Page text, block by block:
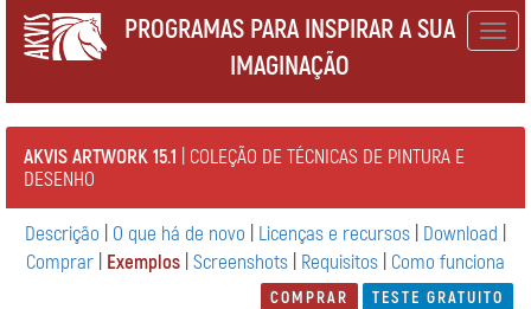
PROGRAMAS PARA INSPIRAR A SUA
IMAGINAÇÃO
AKVIS ARTWORK 15.1 | COLEÇÃO DE TÉCNICAS DE PINTURA E
DESENHO
Descrição O que há de novo Licenças e recursos Download
Comprar Exemplos Screenshots Requisitos Como funciona
COMPRAR TESTE GRATUITO